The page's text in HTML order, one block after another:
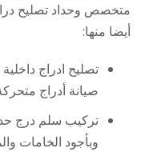
متخصص وحداد تصليح
أيضا منها:
تصليح ادراج
صيانة أدراج
تركيب سلم درج
وبأجود الخامات